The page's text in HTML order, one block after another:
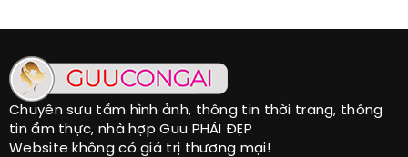
Chuyên sưu tầm hình ảnh, thông tin thời trang, thông
tin ẩm thực, nhà hợp Guu PHÁI ĐẸP
Website không có giá trị thương mại!